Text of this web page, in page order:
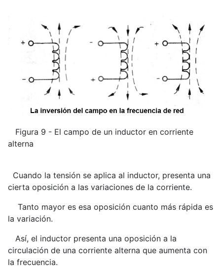
Figura 9 - El campo de un inductor en corriente
alterna
Cuando la tensión se aplica al inductor, presenta una
cierta oposición a las variaciones de la corriente.
Tanto mayor es esa oposición cuanto más rápida es
la variación.
Así, el inductor presenta una oposición a la
circulación de una corriente alterna que aumenta con
la frecuencia.